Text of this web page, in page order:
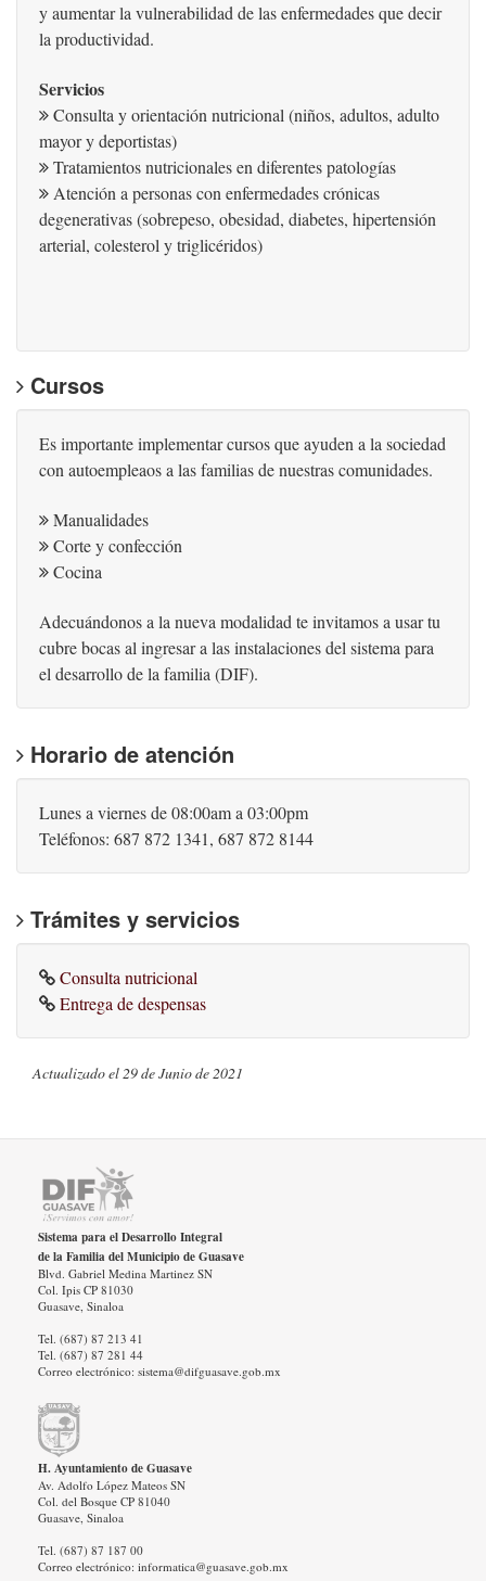
y aumentar la vulnerabilidad de las enfermedades que decir
la productividad.
Servicios
Consulta y orientación nutricional (niños, adultos, adulto
mayor y deportistas)
Tratamientos nutricionales en diferentes patologías
Atención a personas con enfermedades crónicas
degenerativas (sobrepeso, obesidad, diabetes, hipertensión
arterial, colesterol y triglicéridos)
Cursos
Es importante implementar cursos que ayuden a la sociedad
con autoempleaos a las familias de nuestras comunidades.
Manualidades
Corte y confección
Cocina
Adecuándonos a la nueva modalidad te invitamos a usar tu
cubre bocas al ingresar a las instalaciones del sistema para
el desarrollo de la familia (DIF).
Horario de atención
Lunes a viernes de 08:00am a 03:00pm
Teléfonos: 687 872 1341, 687 872 8144
Trámites y servicios
Consulta nutricional
Entrega de despensas
Actualizado el29 de Junio de 2021
Sistema para el Desarrollo Integral
de la Familia del Municipio de Guasave
Blvd. Gabriel Medina Martinez SN
Col. Ipis CP 81030
Guasave, Sinaloa
Tel. (687) 87 213 41
Tel. (687) 87 281 44
Correo electrónico: sistema@difguasave.gob.mx
H. Ayuntamiento de Guasave
Av. Adolfo López Mateos SN
Col. del Bosque CP 81040
Guasave, Sinaloa
Tel. (687) 87 187 00
Correo electrónico: informatica@guasave.gob.mx